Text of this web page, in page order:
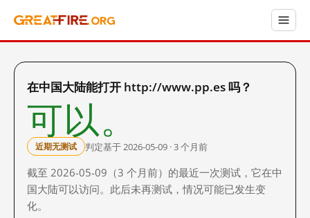
在中国大陆能打开 http://www.pp.es 吗？
可以。
近期无测试 判定基于 2026-05-09 · 3 个月前
截至 2026-05-09（3 个月前）的最近一次测试，它在中
国大陆可以访问。此后未再测试，情况可能已发生变
化。